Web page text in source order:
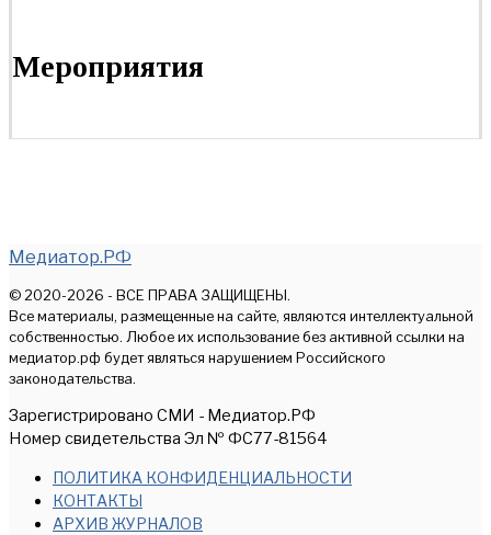
Мероприятия
Медиатор.РФ
© 2020-2026 - ВСЕ ПРАВА ЗАЩИЩЕНЫ.
Все материалы, размещенные на сайте, являются интеллектуальной
собственностью. Любое их использование без активной ссылки на
медиатор.рф будет являться нарушением Российского
законодательства.
Зарегистрировано СМИ - Медиатор.РФ
Номер свидетельства Эл № ФС77-81564
ПОЛИТИКА КОНФИДЕНЦИАЛЬНОСТИ
КОНТАКТЫ
АРХИВ ЖУРНАЛОВ